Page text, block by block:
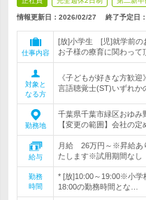
情報更新日：2026/02/27 終了予定日：
仕事内容
[放]小学生 [児]就学前の
お子様の療育に関わって
対象と
なる方
《子どもが好きな方歓
言語聴覚士(ST)いずれか
勤務地
千葉県千葉市緑区おゆみ
【変更の範囲】会社の定
給与
月給 26万円～※昇給あ
たします※試用期間なし
勤務
時間
* [放]10:00～19:00※小
18:00の勤務時間とな…